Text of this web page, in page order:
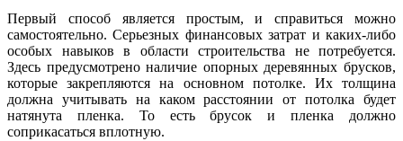
Первый способ является простым, и справиться можно
самостоятельно. Серьезных финансовых затрат и каких-либо
особых навыков в области строительства не потребуется.
Здесь предусмотрено наличие опорных деревянных брусков,
которые закрепляются на основном потолке. Их толщина
должна учитывать на каком расстоянии от потолка будет
натянута пленка. То есть брусок и пленка должно
соприкасаться вплотную.